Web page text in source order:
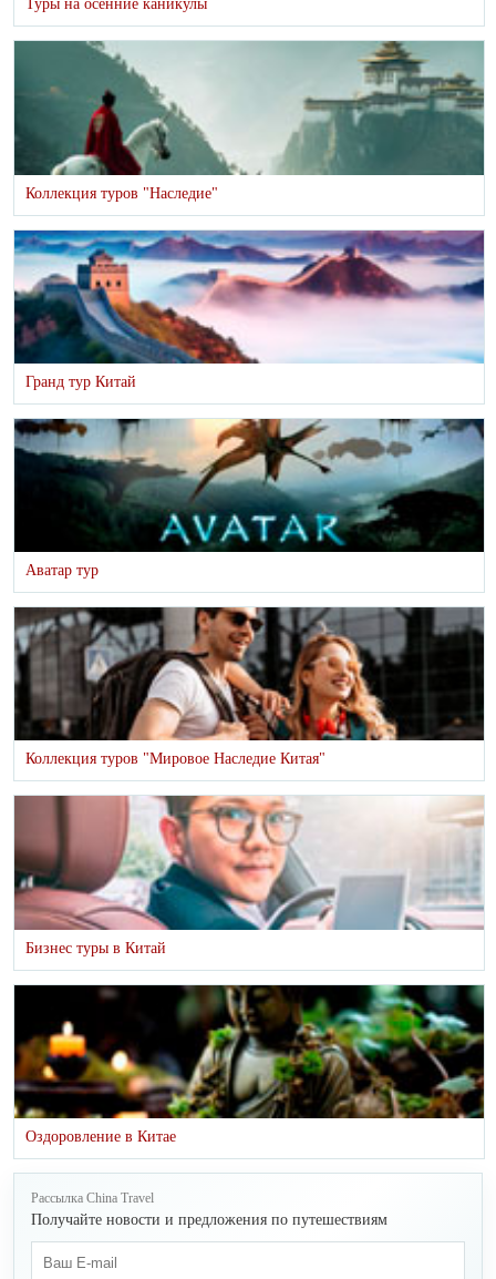
Туры на осенние каникулы
Коллекция туров "Наследие"
Гранд тур Китай
Аватар тур
Коллекция туров "Мировое Наследие Китая"
Бизнес туры в Китай
Оздоровление в Китае
Рассылка China Travel
Получайте новости и предложения по путешествиям